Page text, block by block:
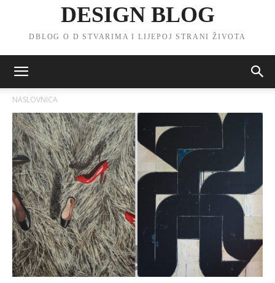
DESIGN BLOG
DBLOG O D STVARIMA I LIJEPOJ STRANI ŽIVOTA
NASLOVNICA